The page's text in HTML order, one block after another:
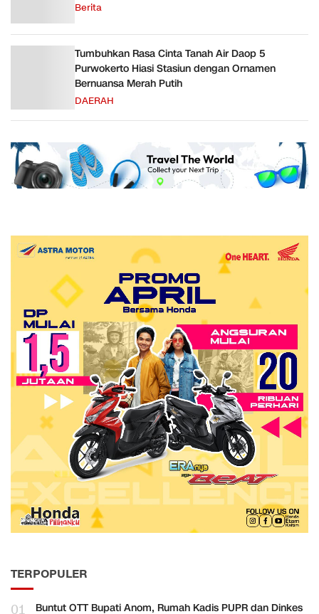
Berita
Tumbuhkan Rasa Cinta Tanah Air Daop 5
Purwokerto Hiasi Stasiun dengan Ornamen
Bernuansa Merah Putih
DAERAH
TERPOPULER
01
Buntut OTT Bupati Anom, Rumah Kadis PUPR dan Dinkes